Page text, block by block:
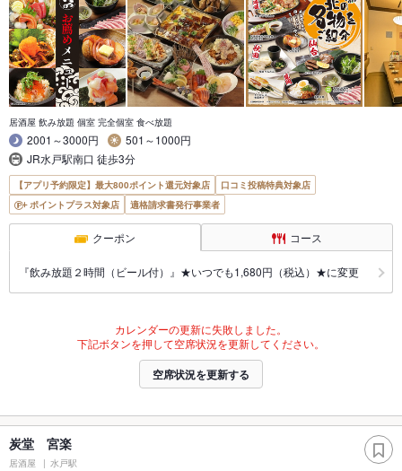
居酒屋 飲み放題 個室 完全個室 食べ放題
2001～3000円
501～1000円
JR水戸駅南口 徒歩3分
【アプリ予約限定】最大800ポイント還元対象店
口コミ投稿特典対象店
ポイントプラス対象店
適格請求書発行事業者
クーポン コース
『飲み放題２時間（ビール付）』★いつでも1,680円（税込）★に変更
カレンダーの更新に失敗しました。
下記ボタンを押して空席状況を更新してください。
空席状況を更新する
炭堂 宮楽
居酒屋 水戸駅